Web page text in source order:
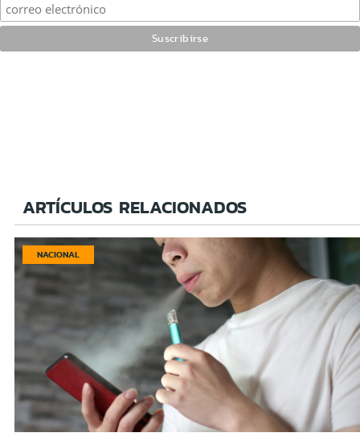
ARTÍCULOS RELACIONADOS
NACIONAL